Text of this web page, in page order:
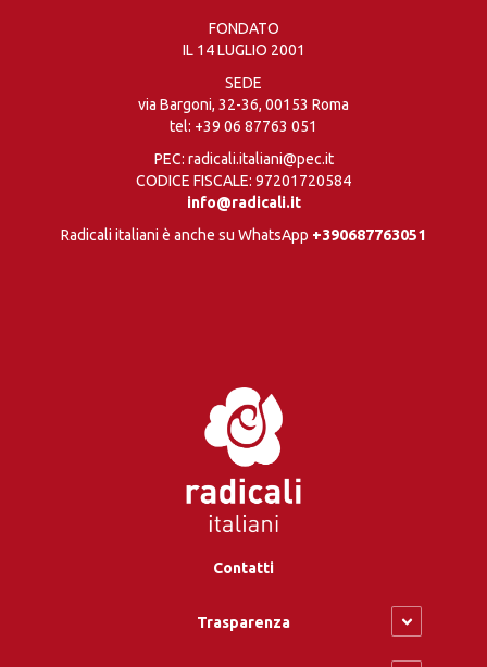
FONDATO
IL 14 LUGLIO 2001
SEDE
via Bargoni, 32-36, 00153 Roma
tel: +39 06 87763 051
PEC: radicali.italiani@pec.it
CODICE FISCALE: 97201720584
info@radicali.it
Radicali italiani è anche su WhatsApp +390687763051
Contatti
Trasparenza